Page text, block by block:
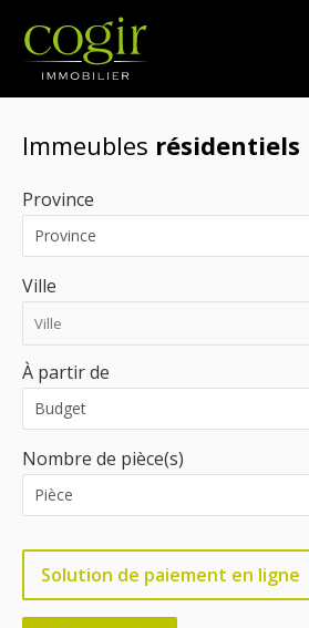
Emplois
Immeubles résidentiels
Province
Ville
À partir de
Nombre de pièce(s)
Solution de paiement en ligne